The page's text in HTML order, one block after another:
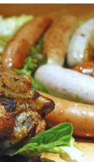
la volta di
dove alloggiare,